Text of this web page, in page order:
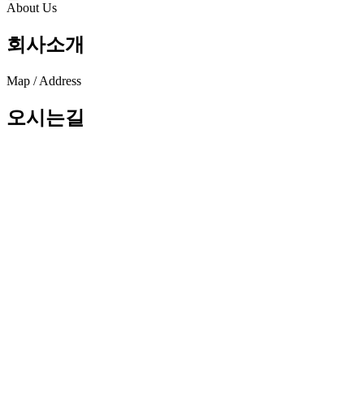
About Us
회사소개
Map / Address
오시는길